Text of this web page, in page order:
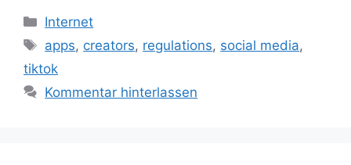
Kategorien
Internet
Schlagwörter
apps, creators, regulations, social media,
tiktok
Kommentar hinterlassen